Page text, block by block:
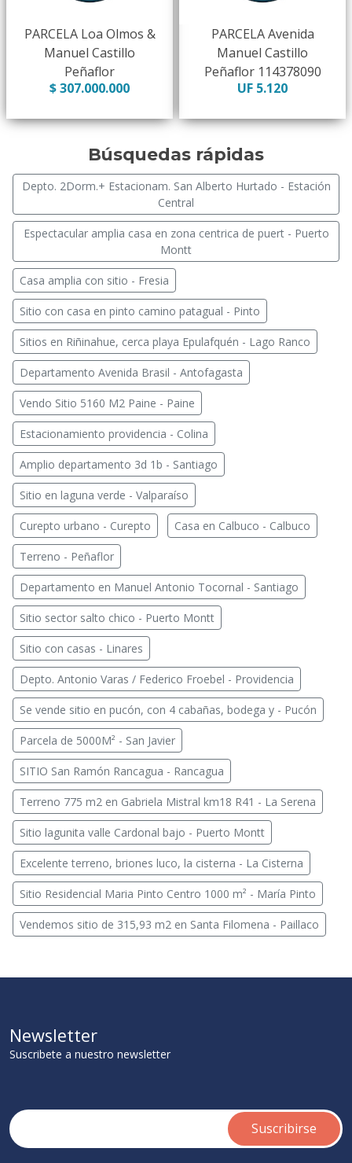
PARCELA Loa Olmos &
Manuel Castillo
Peñaflor
$ 307.000.000
PARCELA Avenida
Manuel Castillo
Peñaflor 114378090
UF 5.120
Búsquedas rápidas
Depto. 2Dorm.+ Estacionam. San Alberto Hurtado - Estación
Central
Espectacular amplia casa en zona centrica de puert - Puerto
Montt
Casa amplia con sitio - Fresia
Sitio con casa en pinto camino patagual - Pinto
Sitios en Riñinahue, cerca playa Epulafquén - Lago Ranco
Departamento Avenida Brasil - Antofagasta
Vendo Sitio 5160 M2 Paine - Paine
Estacionamiento providencia - Colina
Amplio departamento 3d 1b - Santiago
Sitio en laguna verde - Valparaíso
Curepto urbano - Curepto Casa en Calbuco - Calbuco
Terreno - Peñaflor
Departamento en Manuel Antonio Tocornal - Santiago
Sitio sector salto chico - Puerto Montt
Sitio con casas - Linares
Depto. Antonio Varas / Federico Froebel - Providencia
Se vende sitio en pucón, con 4 cabañas, bodega y - Pucón
Parcela de 5000M² - San Javier
SITIO San Ramón Rancagua - Rancagua
Terreno 775 m2 en Gabriela Mistral km18 R41 - La Serena
Sitio lagunita valle Cardonal bajo - Puerto Montt
Excelente terreno, briones luco, la cisterna - La Cisterna
Sitio Residencial Maria Pinto Centro 1000 m² - María Pinto
Vendemos sitio de 315,93 m2 en Santa Filomena - Paillaco
Newsletter
Suscribete a nuestro newsletter